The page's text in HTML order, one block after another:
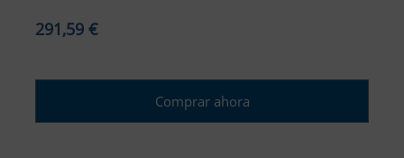
291,59 €
Comprar ahora